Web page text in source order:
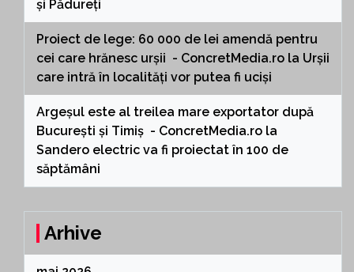
și Pădureți
Proiect de lege: 60 000 de lei amendă pentru
cei care hrănesc urșii - ConcretMedia.ro la Urșii
care intră în localități vor putea fi uciși
Argeșul este al treilea mare exportator după
București și Timiș - ConcretMedia.ro la
Sandero electric va fi proiectat în 100 de
săptămâni
Arhive